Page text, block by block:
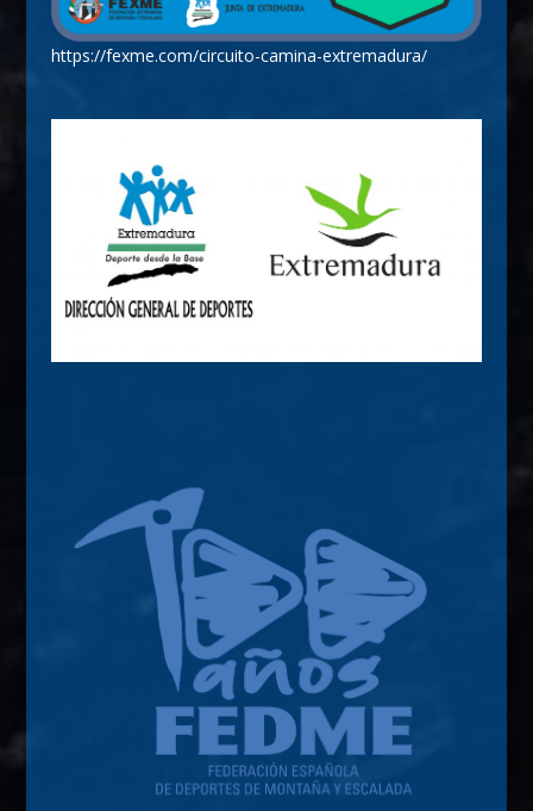
https://fexme.com/circuito-camina-extremadura/